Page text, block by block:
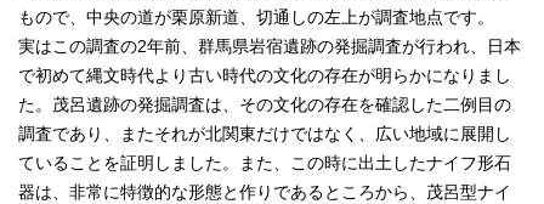
もので、中央の道が栗原新道、切通しの左上が調査地点です。
実はこの調査の2年前、群馬県岩宿遺跡の発掘調査が行われ、日本
で初めて縄文時代より古い時代の文化の存在が明らかになりまし
た。茂呂遺跡の発掘調査は、その文化の存在を確認した二例目の
調査であり、またそれが北関東だけではなく、広い地域に展開し
ていることを証明しました。また、この時に出土したナイフ形石
器は、非常に特徴的な形態と作りであるところから、茂呂型ナイ